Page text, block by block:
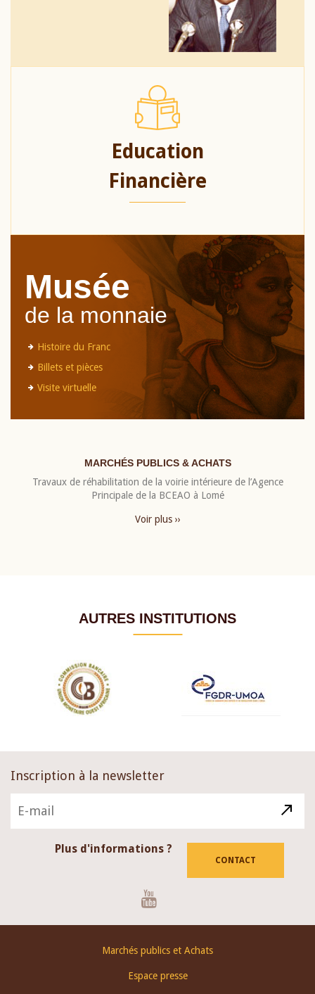
Education
Financière
Musée
de la monnaie
Histoire du Franc
Billets et pièces
Visite virtuelle
MARCHÉS PUBLICS & ACHATS
Travaux de réhabilitation de la voirie intérieure de l’Agence
Principale de la BCEAO à Lomé
Voir plus ››
AUTRES INSTITUTIONS
Inscription à la newsletter
Plus d'informations ?
CONTACT
Marchés publics et Achats
Espace presse